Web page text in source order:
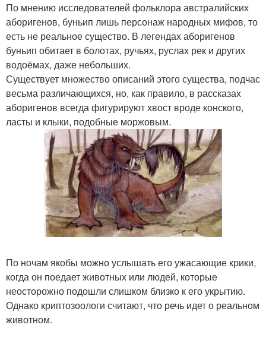
По мнению исследователей фольклора австралийских
аборигенов, буньип лишь персонаж народных мифов, то
есть не реальное существо. В легендах аборигенов
буньип обитает в болотах, ручьях, руслах рек и других
водоёмах, даже небольших.
Существует множество описаний этого существа, подчас
весьма различающихся, но, как правило, в рассказах
аборигенов всегда фигурируют хвост вроде конского,
ласты и клыки, подобные моржовым.
По ночам якобы можно услышать его ужасающие крики,
когда он поедает животных или людей, которые
неосторожно подошли слишком близко к его укрытию.
Однако криптозоологи считают, что речь идет о реальном
животном.